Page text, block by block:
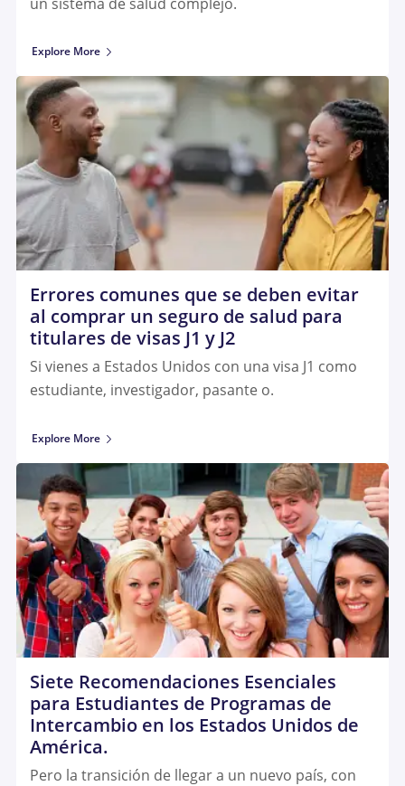
Explore More
Errores comunes que se deben evitar
al comprar un seguro de salud para
titulares de visas J1 y J2
Si vienes a Estados Unidos con una visa J1 como
estudiante, investigador, pasante o.
Explore More
Siete Recomendaciones Esenciales
para Estudiantes de Programas de
Intercambio en los Estados Unidos de
América.
Pero la transición de llegar a un nuevo país, con